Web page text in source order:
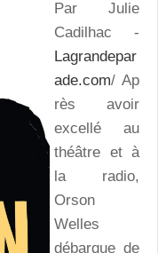
Par Julie
Cadilhac -
Lagrandepar
ade.com/ Ap
rès avoir
excellé au
théâtre et à
la radio,
Orson
Welles
débarque de